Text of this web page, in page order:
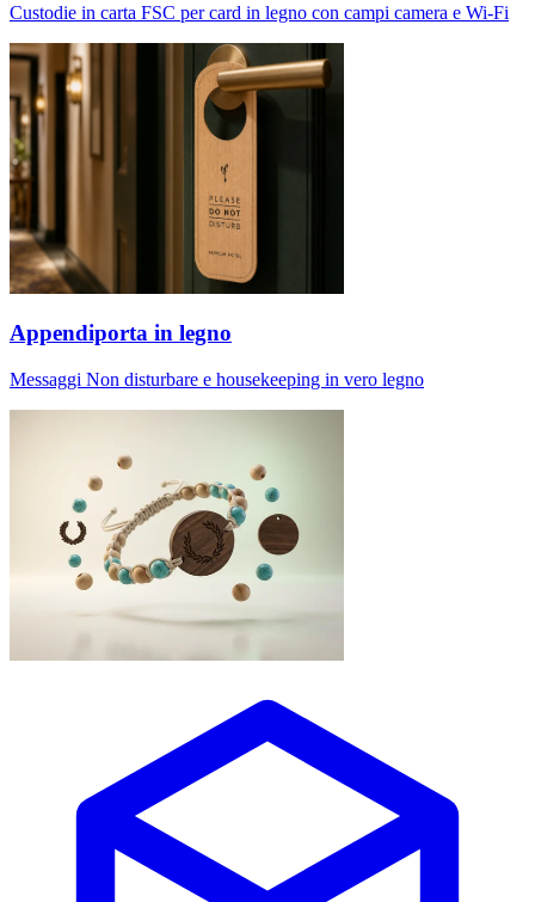
Custodie in carta FSC per card in legno con campi camera e Wi-Fi
Appendiporta in legno
Messaggi Non disturbare e housekeeping in vero legno